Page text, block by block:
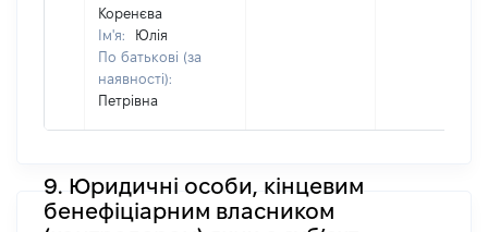
Коренєва
Ім'я:
Юлія
По батькові (за
наявності):
Петрівна
9. Юридичні особи, кінцевим
бенефіціарним власником